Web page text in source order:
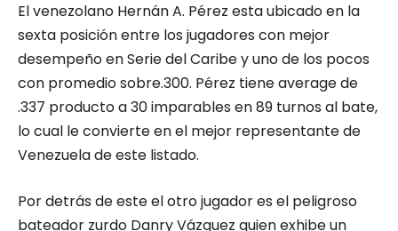
El venezolano Hernán A. Pérez esta ubicado en la
sexta posición entre los jugadores con mejor
desempeño en Serie del Caribe y uno de los pocos
con promedio sobre.300. Pérez tiene average de
.337 producto a 30 imparables en 89 turnos al bate,
lo cual le convierte en el mejor representante de
Venezuela de este listado.
Por detrás de este el otro jugador es el peligroso
bateador zurdo Danry Vázquez quien exhibe un